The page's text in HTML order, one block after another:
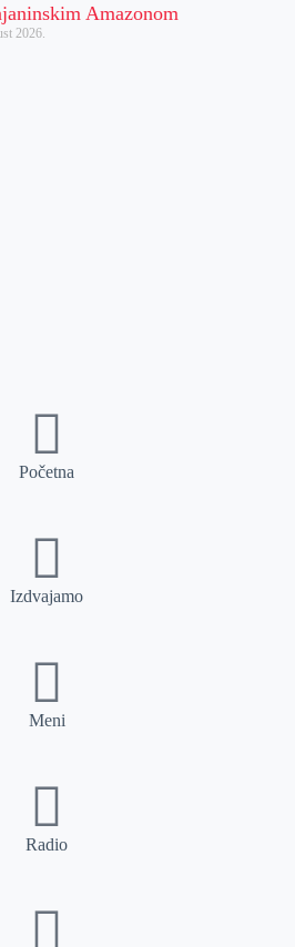
Amazonom
2026.
Početna
Izdvajamo
Meni
Radio